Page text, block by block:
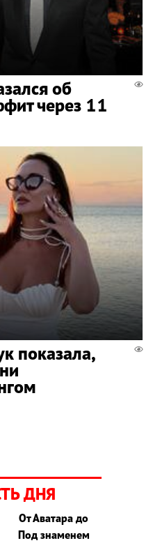
об
через 11
показала,
ДНЯ
От Аватара до
Под знаменем